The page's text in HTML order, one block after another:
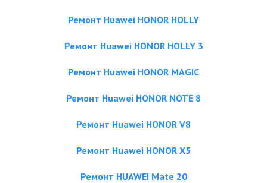
Ремонт Huawei HONOR HOLLY
Ремонт Huawei HONOR HOLLY 3
Ремонт Huawei HONOR MAGIC
Ремонт Huawei HONOR NOTE 8
Ремонт Huawei HONOR V8
Ремонт Huawei HONOR X5
Ремонт HUAWEI Mate 20